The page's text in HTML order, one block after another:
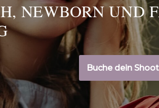
NEWBORN UND
Buche dein